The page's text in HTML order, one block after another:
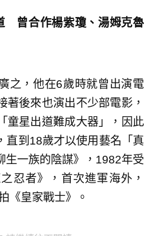
曾合作楊紫瓊、湯姆克魯
之，他在6歲時就曾出演電
著後來也演出不少部電影，
童星出道難成大器」，因此
直到18歲才以使用藝名「真
生一族的陰謀》，1982年受
忍者》，首次進軍海外，
《皇家戰士》。